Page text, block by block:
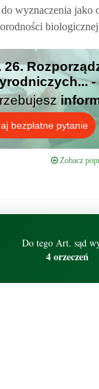
wyznaczenia jako
26.
bezpłatne pytanie
Zobacz
Do tego Art. sąd
4 orzeczeń